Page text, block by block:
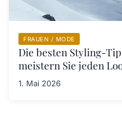
FRAUEN / MODE
Die besten Styling-
meistern Sie jeden
1. Mai 2026